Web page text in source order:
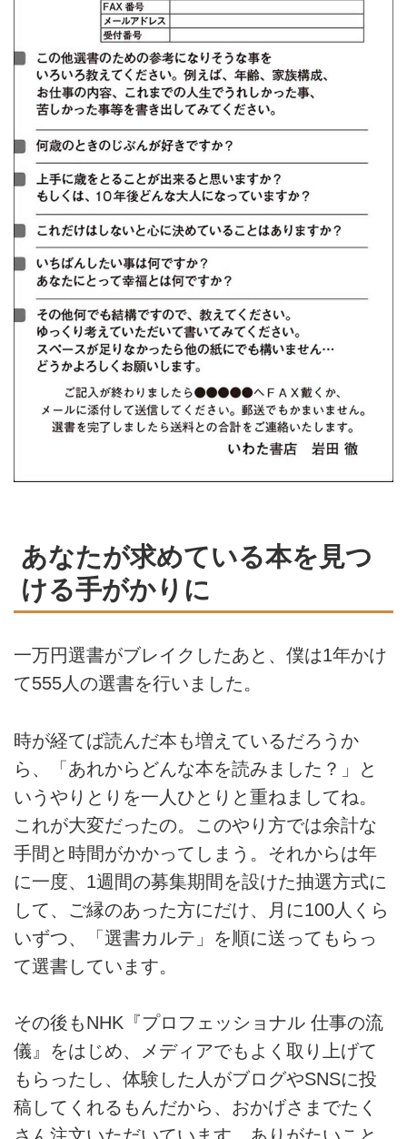
あなたが求めている本を見つ
ける手がかりに
一万円選書がブレイクしたあと、僕は1年かけ
て555人の選書を行いました。
時が経てば読んだ本も増えているだろうか
ら、「あれからどんな本を読みました？」と
いうやりとりを一人ひとりと重ねましてね。
これが大変だったの。このやり方では余計な
手間と時間がかかってしまう。それからは年
に一度、1週間の募集期間を設けた抽選方式に
して、ご縁のあった方にだけ、月に100人くら
いずつ、「選書カルテ」を順に送ってもらっ
て選書しています。
その後もNHK『プロフェッショナル 仕事の流
儀』をはじめ、メディアでもよく取り上げて
もらったし、体験した人がブログやSNSに投
稿してくれるもんだから、おかげさまでたく